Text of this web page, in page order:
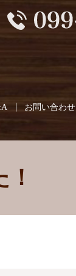
お問い合わせ